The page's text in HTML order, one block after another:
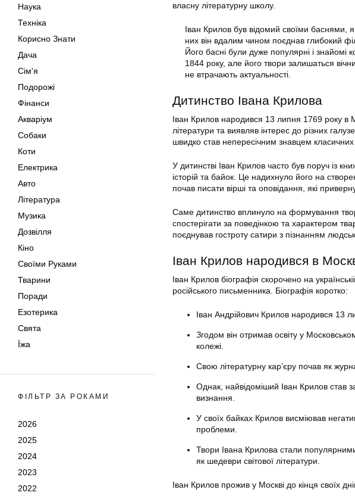
Наука
Техніка
Корисно Знати
Дача
Сім'я
Подорожі
Фінанси
Акваріум
Собаки
Коти
Електрика
Авто
Література
Музика
Дозвілля
Кіно
Своїми Руками
Тварини
Поради
Езотерика
Свята
Їжа
ФІЛЬТР ЗА РОКАМИ
2026
2025
2024
2023
2022
власну літературну школу.
Іван Крилов був відомий своїми баснями,
них він вдалим чином поєднав глибокий
Його басні були дуже популярні і
1844 року, але його твори залишаться
не втрачають актуальності.
Дитинство Івана Крилова
Іван Крилов народився 13 липня 1769 року в
літератури та виявляв інтерес до різних
швидко став непересічним знавцем класичних
У дитинстві Іван Крилов часто був поруч із
історій та байок. Це надихнуло його на
почав писати вірші та оповідання, які
Саме дитинство вплинуло на формування
спостерігати за поведінкою та характером
поєднував гостроту сатири з пізнанням
Іван Крилов народився в
Іван Крилов біографія скорочено на
російського письменника. Біографія коротко:
Іван Андрійович Крилов народився 13
Згодом він отримав освіту у
колежі.
Свою літературну кар’єру почав як
Однак, найвідоміший Іван Крилов став
визнання.
У своїх байках Крилов висміював
проблеми.
Твори Івана Крилова стали
як шедеври світової літератури.
Іван Крилов прожив у Москві до кінця своїх